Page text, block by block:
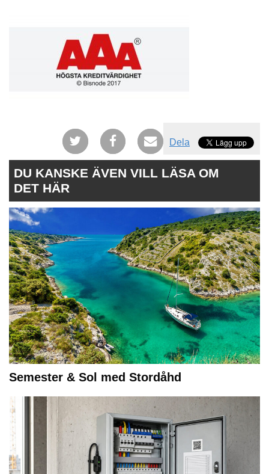
Dela
DU KANSKE ÄVEN VILL LÄSA OM
DET HÄR
Semester & Sol med Stordåhd